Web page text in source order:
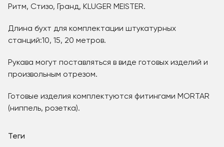
Ритм, Стизo, Гранд, KLUGER MEISTER.
Длина бухт для комплектации штукатурных
станций:10, 15, 20 метров.
Рукава могут поставляться в виде готовых изделий и
произвольным отрезом.
Готовые изделия комплектуются фитингами MORTAR
(ниппель, розетка).
Теги